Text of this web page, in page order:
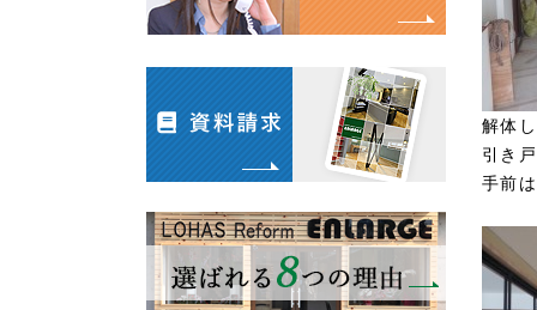
解体
引き
手前